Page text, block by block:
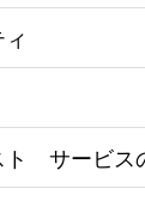
ト サービス